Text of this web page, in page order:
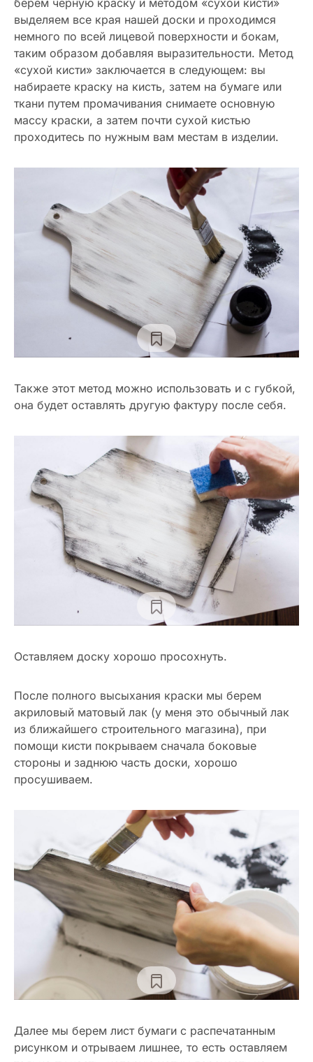
берем черную краску и методом «сухой кисти»
выделяем все края нашей доски и проходимся
немного по всей лицевой поверхности и бокам,
таким образом добавляя выразительности. Метод
«сухой кисти» заключается в следующем: вы
набираете краску на кисть, затем на бумаге или
ткани путем промачивания снимаете основную
массу краски, а затем почти сухой кистью
проходитесь по нужным вам местам в изделии.
Также этот метод можно использовать и с губкой,
она будет оставлять другую фактуру после себя.
Оставляем доску хорошо просохнуть.
После полного высыхания краски мы берем
акриловый матовый лак (у меня это обычный лак
из ближайшего строительного магазина), при
помощи кисти покрываем сначала боковые
стороны и заднюю часть доски, хорошо
просушиваем.
Далее мы берем лист бумаги с распечатанным
рисунком и отрываем лишнее, то есть оставляем